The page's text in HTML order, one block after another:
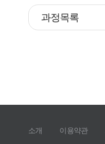
과정목록
소개 이용약관